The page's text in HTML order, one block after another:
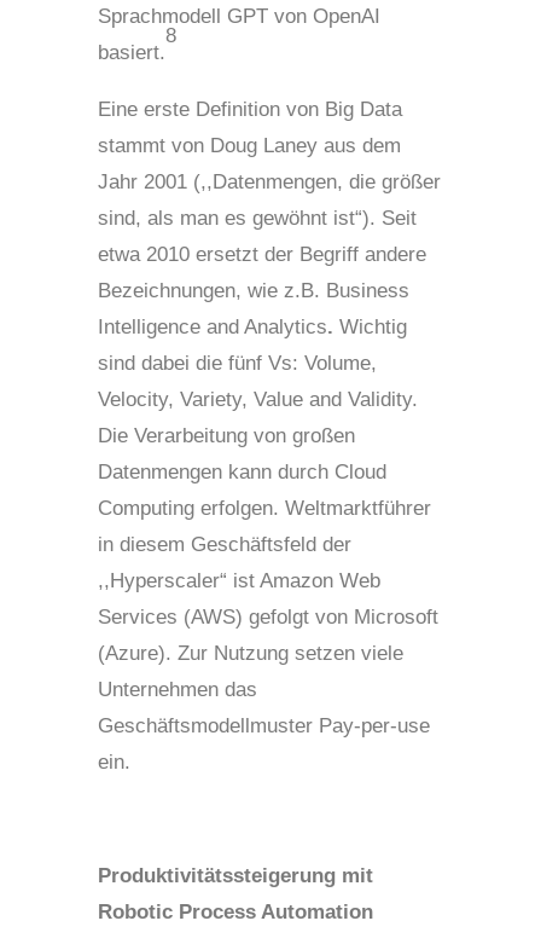
Sprachmodell GPT von OpenAI
basiert.
8
Eine erste Definition von Big Data
stammt von Doug Laney aus dem
Jahr 2001 (,,Datenmengen, die größer
sind, als man es gewöhnt ist“). Seit
etwa 2010 ersetzt der Begriff andere
Bezeichnungen, wie z.B. Business
Intelligence and Analytics. Wichtig
sind dabei die fünf Vs: Volume,
Velocity, Variety, Value and Validity.
Die Verarbeitung von großen
Datenmengen kann durch Cloud
Computing erfolgen. Weltmarktführer
in diesem Geschäftsfeld der
,,Hyperscaler“ ist Amazon Web
Services (AWS) gefolgt von Microsoft
(Azure). Zur Nutzung setzen viele
Unternehmen das
Geschäftsmodellmuster Pay-per-use
ein.
Produktivitätssteigerung mit
Robotic Process Automation